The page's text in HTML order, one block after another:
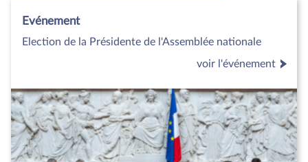
Evénement
Election de la Présidente de l'Assemblée nationale
voir l'événement